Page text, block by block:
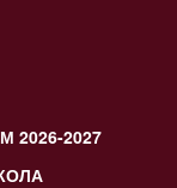
2026-2027